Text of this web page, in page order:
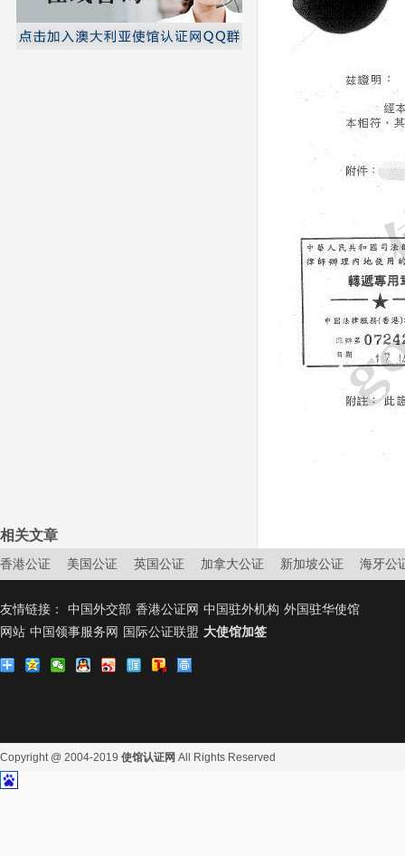
相关文章
香港公证 美国公证 英国公证 加拿大公证 新加坡公证 海牙公
友情链接： 中国外交部 香港公证网 中国驻外机构 外国驻华使馆
网站 中国领事服务网 国际公证联盟 大使馆加签
Copyright @ 2004-2019 使馆认证网 All Rights Reserved